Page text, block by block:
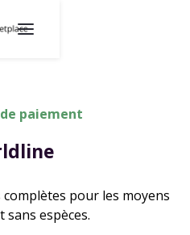
paiement
pour les moyens
sans espèces.